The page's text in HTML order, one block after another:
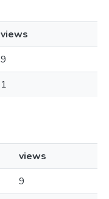
views
9
1
views
9